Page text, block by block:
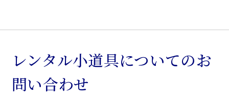
レンタル小道具についてのお
問い合わせ